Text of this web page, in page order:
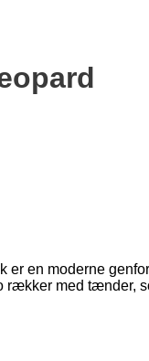
er en moderne
rækker med tænder,